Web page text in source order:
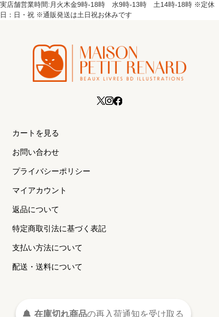
実店舗営業時間:月火木金9時-18時 水9時-13時 土14時-18時 ※定休
日：日・祝 ※通販発送は土日祝お休みです
カートを見る
お問い合わせ
プライバシーポリシー
マイアカウント
返品について
特定商取引法に基づく表記
支払い方法について
配送・送料について
（メゾン プティ ルナール）
在庫切れ商品の再入荷通知を受け取る